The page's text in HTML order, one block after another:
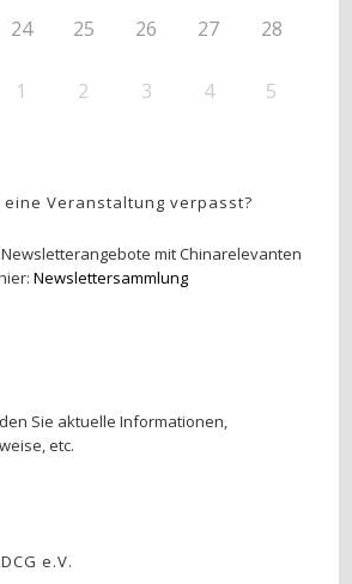
24 25 26 27 28
1 2 3 4 5
eine Veranstaltung verpasst?
mit Chinarelevanten
Newslettersammlung
Sie aktuelle Informationen,
etc.
e.V.